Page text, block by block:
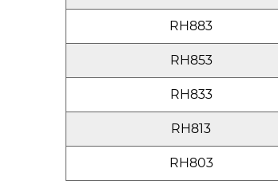
RH883
RH853
RH833
RH813
RH803